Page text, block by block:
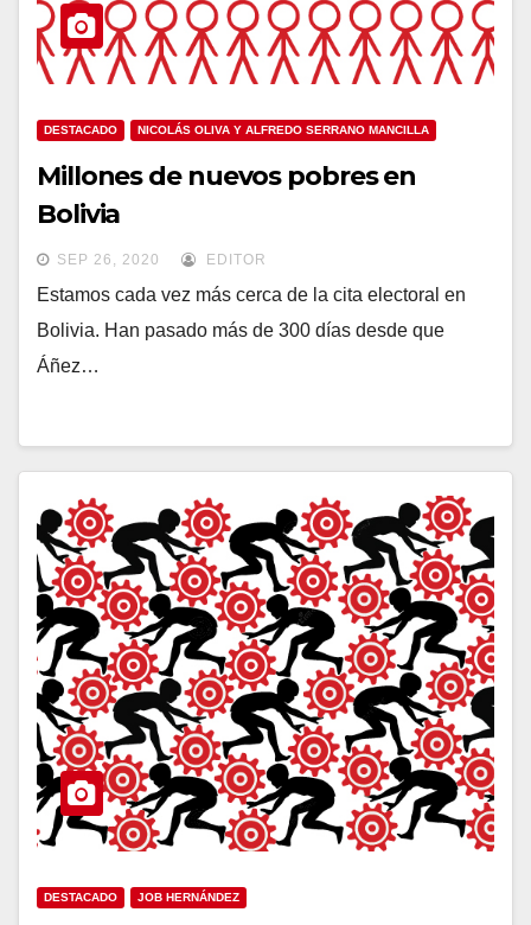
DESTACADO NICOLÁS OLIVA Y ALFREDO SERRANO MANCILLA
Millones de nuevos pobres en
Bolivia
SEP 26, 2020 EDITOR
Estamos cada vez más cerca de la cita electoral en
Bolivia. Han pasado más de 300 días desde que
Áñez…
DESTACADO JOB HERNÁNDEZ